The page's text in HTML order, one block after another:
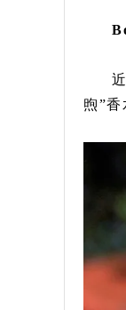
煦”香